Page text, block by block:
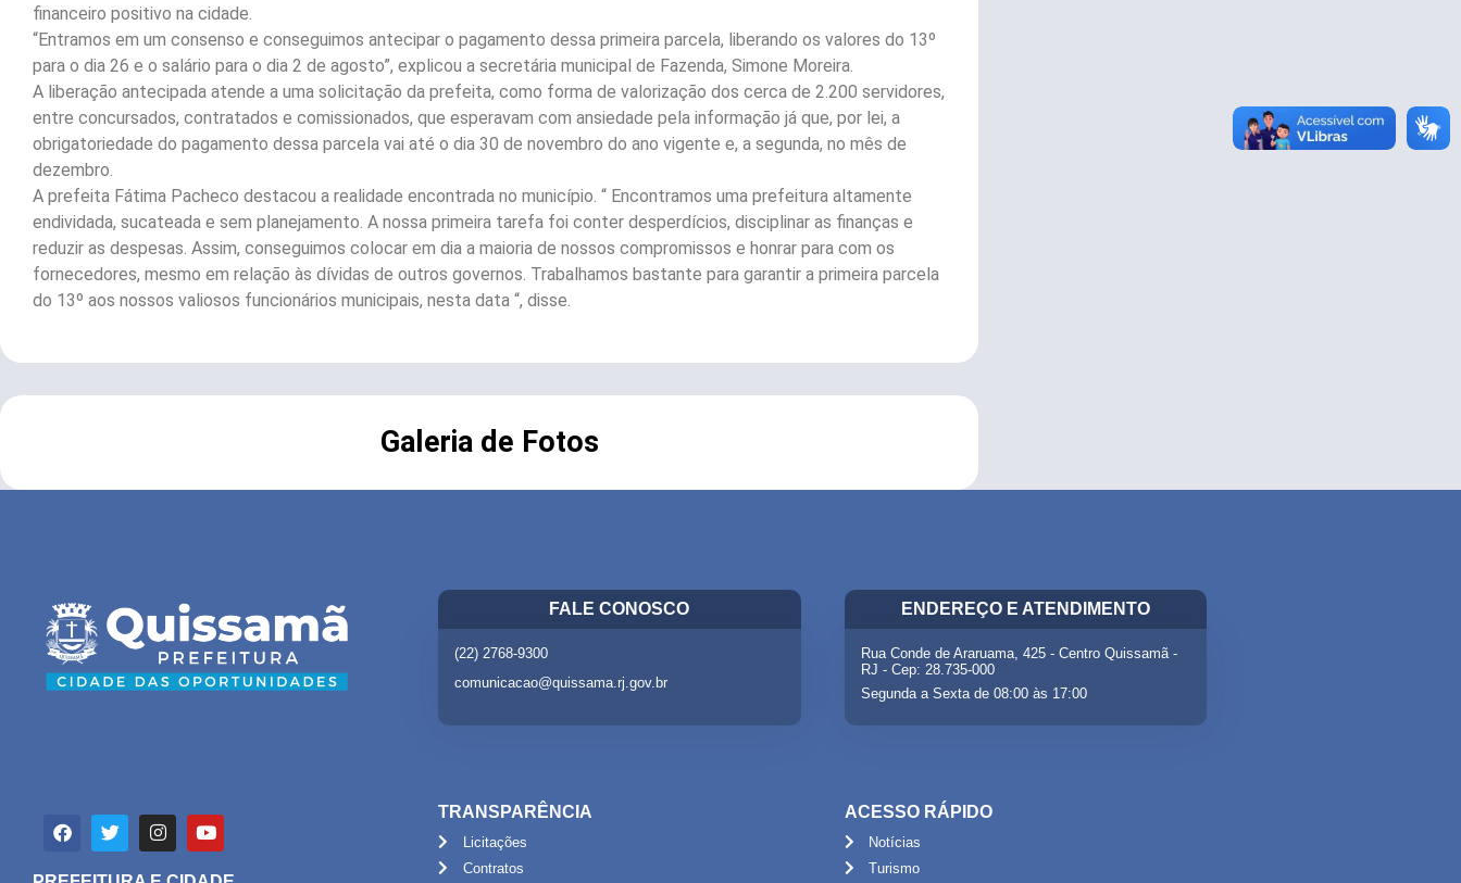
financeiro positivo na cidade.
“Entramos em um consenso e conseguimos antecipar o pagamento dessa primeira parcela, liberando os valores do 13º
para o dia 26 e o salário para o dia 2 de agosto”, explicou a secretária municipal de Fazenda, Simone Moreira.
A liberação antecipada atende a uma solicitação da prefeita, como forma de valorização dos cerca de 2.200 servidores,
entre concursados, contratados e comissionados, que esperavam com ansiedade pela informação já que, por lei, a
obrigatoriedade do pagamento dessa parcela vai até o dia 30 de novembro do ano vigente e, a segunda, no mês de
dezembro.
A prefeita Fátima Pacheco destacou a realidade encontrada no município. “ Encontramos uma prefeitura altamente
endividada, sucateada e sem planejamento. A nossa primeira tarefa foi conter desperdícios, disciplinar as finanças e
reduzir as despesas. Assim, conseguimos colocar em dia a maioria de nossos compromissos e honrar para com os
fornecedores, mesmo em relação às dívidas de outros governos. Trabalhamos bastante para garantir a primeira parcela
do 13º aos nossos valiosos funcionários municipais, nesta data “, disse.
Galeria de Fotos
FALE CONOSCO
(22) 2768-9300
comunicacao@quissama.rj.gov.br
ENDEREÇO E ATENDIMENTO
Rua Conde de Araruama, 425 - Centro Quissamã -
RJ - Cep: 28.735-000
Segunda a Sexta de 08:00 às 17:00
TRANSPARÊNCIA
Licitações
Contratos
ACESSO RÁPIDO
Notícias
Turismo